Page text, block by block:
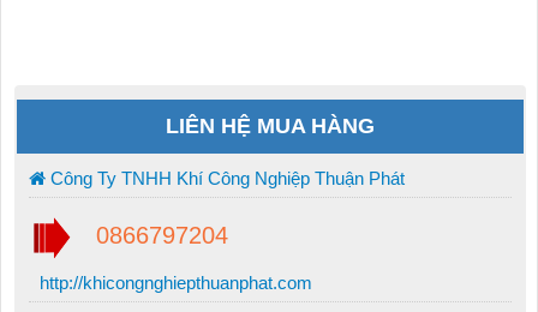
LIÊN HỆ MUA HÀNG
Công Ty TNHH Khí Công Nghiệp Thuận Phát
0866797204
http://khicongnghiepthuanphat.com